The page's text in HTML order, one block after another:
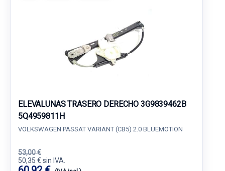
ELEVALUNAS TRASERO DERECHO 3G9839462B
5Q4959811H
VOLKSWAGEN PASSAT VARIANT (CB5) 2.0 BLUEMOTION
53,00 €
50,35 € sin IVA.